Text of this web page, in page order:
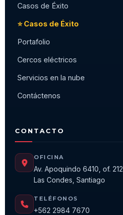
Casos de Éxito
⭐ Casos de Éxito
Portafolio
Cercos eléctricos
Servicios en la nube
Contáctenos
CONTACTO
OFICINA
Av. Apoquindo 6410, of. 212
Las Condes, Santiago
TELÉFONOS
+562 2984 7670